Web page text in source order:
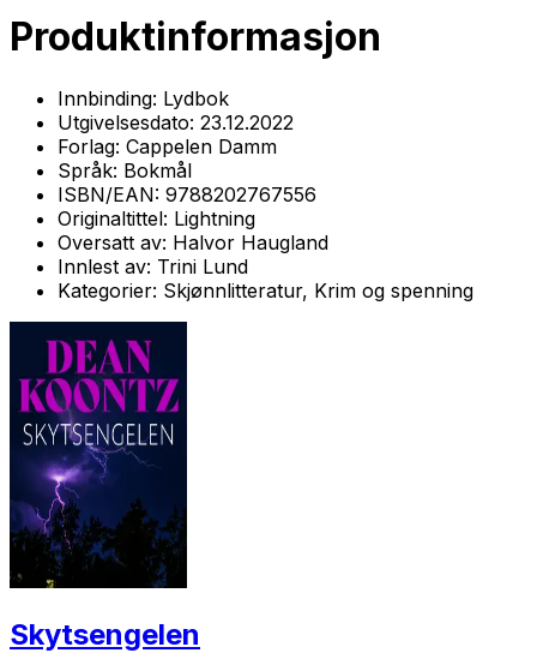
Produktinformasjon
Innbinding: Lydbok
Utgivelsesdato: 23.12.2022
Forlag: Cappelen Damm
Språk: Bokmål
ISBN/EAN: 9788202767556
Originaltittel: Lightning
Oversatt av: Halvor Haugland
Innlest av: Trini Lund
Kategorier: Skjønnlitteratur, Krim og spenning
Skytsengelen